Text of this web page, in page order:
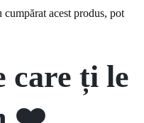
acest produs, pot
care ți le